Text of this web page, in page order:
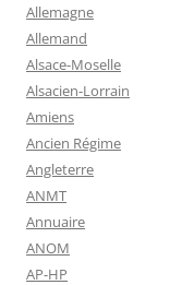
Allemagne
Allemand
Alsace-Moselle
Alsacien-Lorrain
Amiens
Ancien Régime
Angleterre
ANMT
Annuaire
ANOM
AP-HP